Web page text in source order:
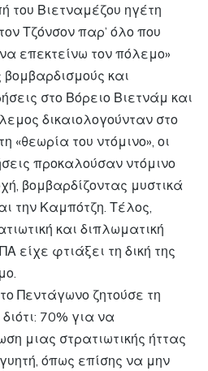
του Βιετναμέζου ηγέτη
Τζόνσον παρ’ όλο που
επεκτείνω τον πόλεμο»
και
στο Βόρειο Βιετνάμ και
δικαιολογούνταν στο
«θεωρία του ντόμινο», οι
προκαλούσαν ντόμινο
βομβαρδίζοντας μυστικά
την Καμπότζη. Τέλος,
και διπλωματική
είχε φτιάξει τη δική της
Πεντάγωνο ζητούσε τη
70% για να
μιας στρατιωτικής ήττας
όπως επίσης να μην